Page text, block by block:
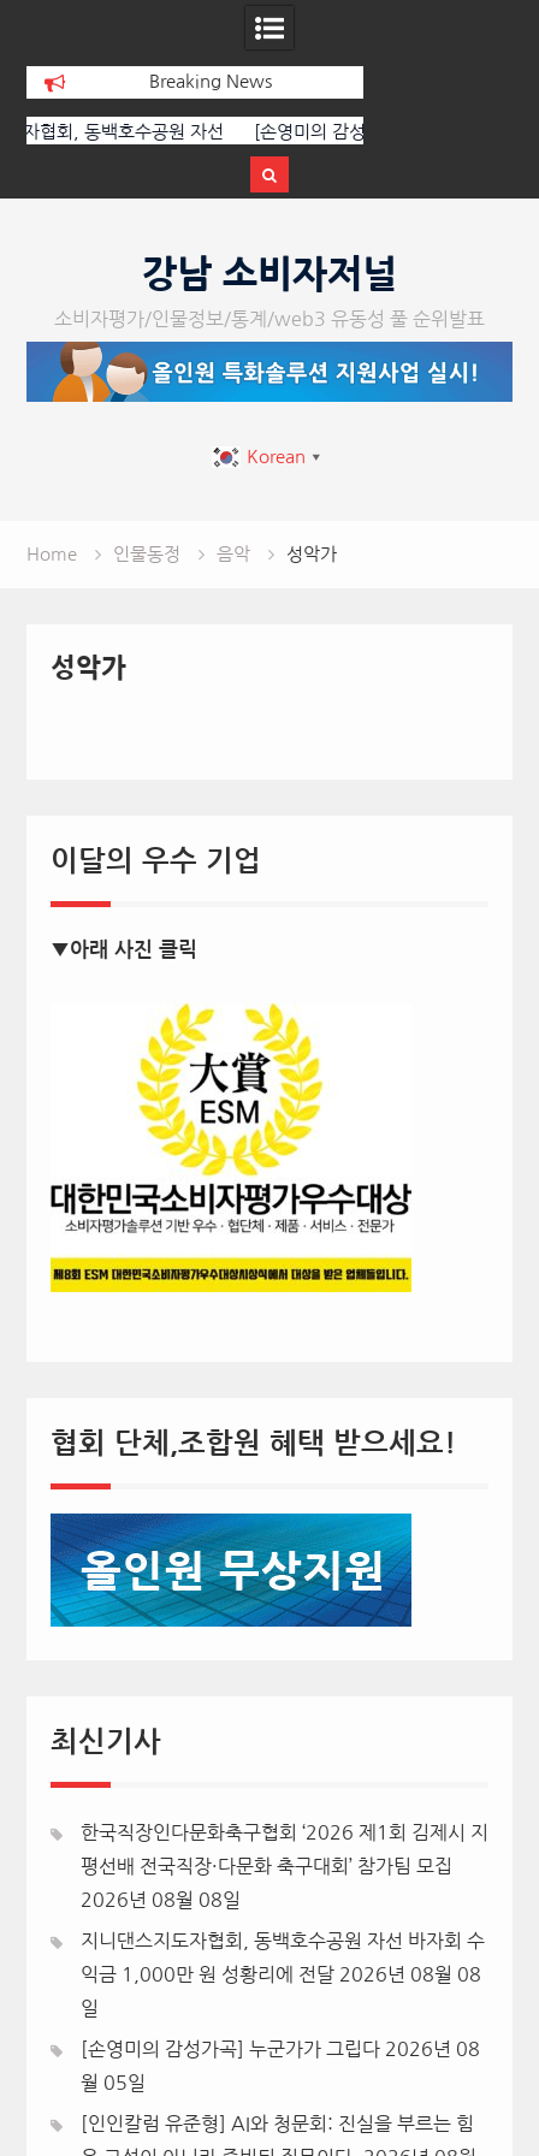
Breaking News
[손영미의 감성가곡] 누군가가 그립다
강남 소비자저널
소비자평가/인물정보/통계/web3 유동성 풀 순위발표
Korean ▼
Home 인물동정 음악 성악가
성악가
이달의 우수 기업
▼아래 사진 클릭
협회 단체,조합원 혜택 받으세요!
최신기사
한국직장인다문화축구협회 ‘2026 제1회 김제시 지
평선배 전국직장·다문화 축구대회’ 참가팀 모집
2026년 08월 08일
지니댄스지도자협회, 동백호수공원 자선 바자회 수
익금 1,000만 원 성황리에 전달 2026년 08월 08
일
[손영미의 감성가곡] 누군가가 그립다 2026년 08
월 05일
[인인칼럼 유준형] AI와 청문회: 진실을 부르는 힘